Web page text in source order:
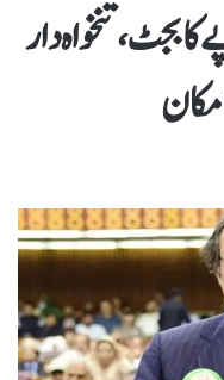
کا بجٹ، تنخواہ دار